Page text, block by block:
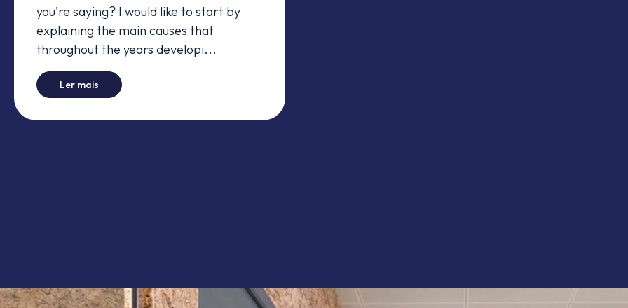
you're saying? I would like to start by
explaining the main causes that
throughout the years developi...
Ler mais Why we stopped using XCode's Interface Builder